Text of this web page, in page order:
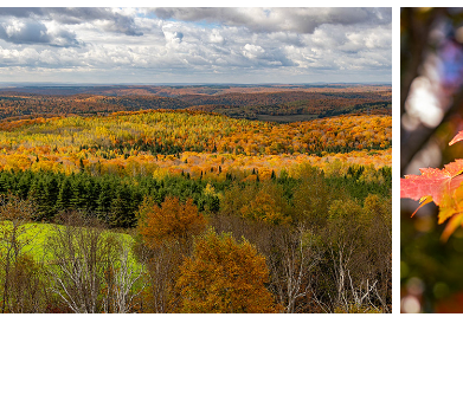
Route des Belvédères
Matapédia, Québec, Canada